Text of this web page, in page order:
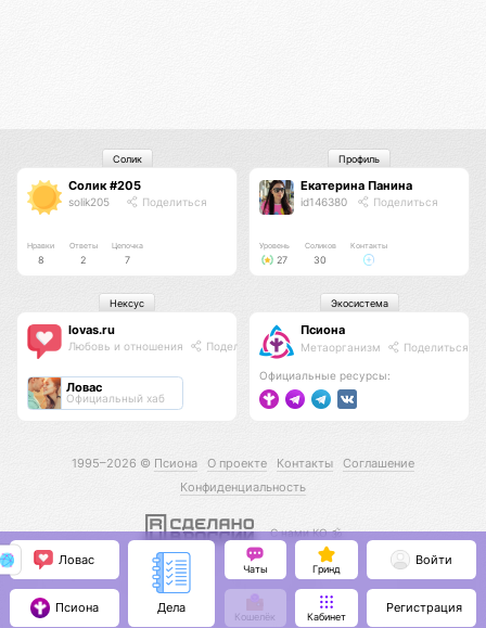
Солик #205
solik205 Поделиться
Нравки
8
Ответы
2
Цепочка
7
Солик
Екатерина Панина
id146380 Поделиться
Уровень
27
Соликов
30
Контакты
Профиль
lovas.ru
Любовь и отношения Поделиться
Ловас
Официальный хаб
Нексус
Псиона
Метаорганизм Поделиться
Официальные ресурсы:
Экосистема
1995–2026 © Псиона О проекте Контакты
Соглашение
Конфиденциальность
С нами КО 🕉️
Ловас
Псиона Дела
Чаты Гринд
Кошелёк Кабинет
Войти
Регистрация